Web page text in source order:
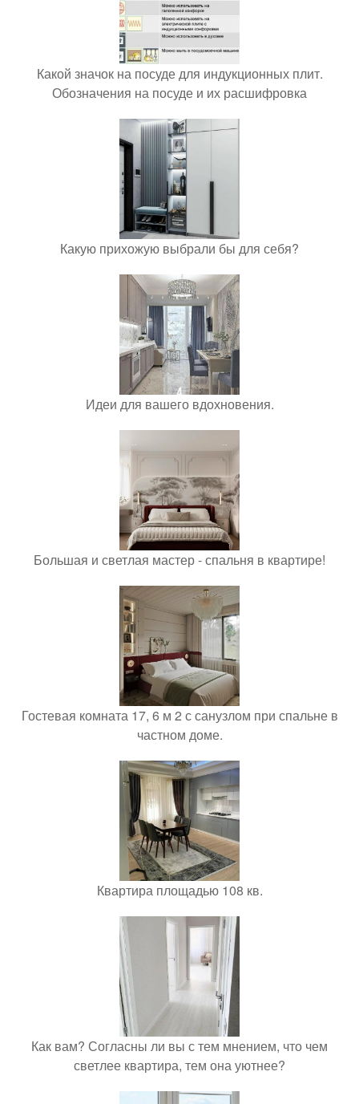
Какой значок на посуде для индукционных плит.
Обозначения на посуде и их расшифровка
Какую прихожую выбрали бы для себя?
Идеи для вашего вдохновения.
Большая и светлая мастер - спальня в квартире!
Гостевая комната 17, 6 м 2 с санузлом при спальне в
частном доме.
Квартира площадью 108 кв.
Как вам? Согласны ли вы с тем мнением, что чем
светлее квартира, тем она уютнее?